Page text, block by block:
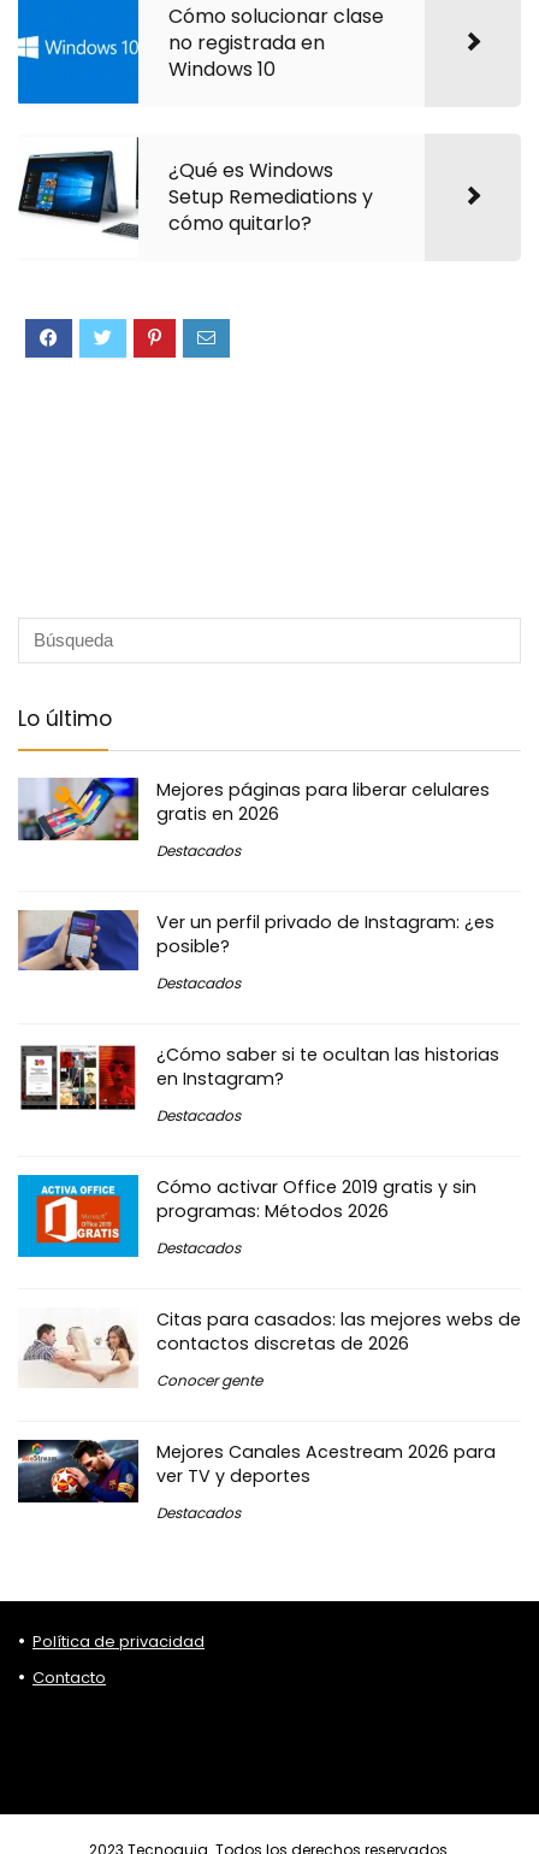
Cómo solucionar clase
no registrada en
Windows 10
¿Qué es Windows
Setup Remediations y
cómo quitarlo?
Lo último
Mejores páginas para liberar celulares
gratis en 2026
Destacados
Ver un perfil privado de Instagram: ¿es
posible?
Destacados
¿Cómo saber si te ocultan las historias
en Instagram?
Destacados
Cómo activar Office 2019 gratis y sin
programas: Métodos 2026
Destacados
Citas para casados: las mejores webs de
contactos discretas de 2026
Conocer gente
Mejores Canales Acestream 2026 para
ver TV y deportes
Destacados
Política de privacidad
Contacto
2023 Tecnoguia. Todos los derechos reservados.